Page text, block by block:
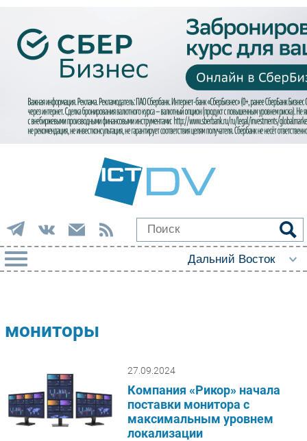
Импорто­замещение
Автоматизация Промышленности
Мобильная связь
Фиксированная связь
Интеграция
мониторы
27.09.2024
Компания «Рикор» начала
поставки монитора с
максимальным уровнем
локализации